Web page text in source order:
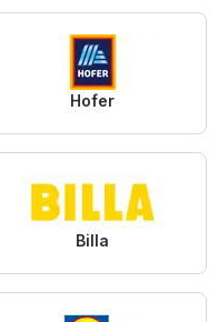
Hofer
Billa